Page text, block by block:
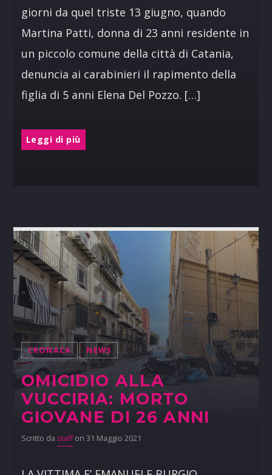
giorni da quel triste 13 giugno, quando
Martina Patti, donna di 23 anni residente in
un piccolo comune della città di Catania,
denuncia ai carabinieri il rapimento della
figlia di 5 anni Elena Del Pozzo. […]
Leggi di più
CRONACA NEWS
OMICIDIO ALLA
VUCCIRIA: MORTO
GIOVANE DI 26 ANNI
Scritto da staffon 31 Maggio 2021